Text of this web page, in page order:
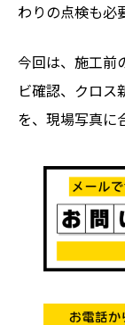
わりの点検も必
今回は、施工前
ビ確認、クロス
を、現場写真に